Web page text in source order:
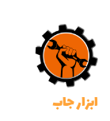
ابزار جاب